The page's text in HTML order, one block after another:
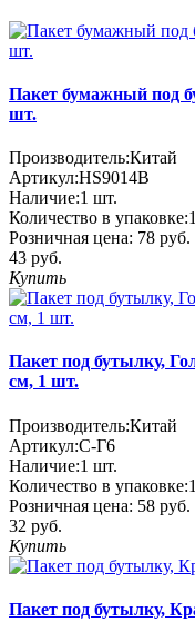
Пакет бумажный под
шт.
Производитель:Китай
Артикул:HS9014B
Наличие:1 шт.
Количество в упаковке:
Розничная цена: 78 руб.
43 руб.
Купить
Пакет под бутылку,
см, 1 шт.
Производитель:Китай
Артикул:С-Г6
Наличие:1 шт.
Количество в упаковке:
Розничная цена: 58 руб.
32 руб.
Купить
Пакет под бутылку,